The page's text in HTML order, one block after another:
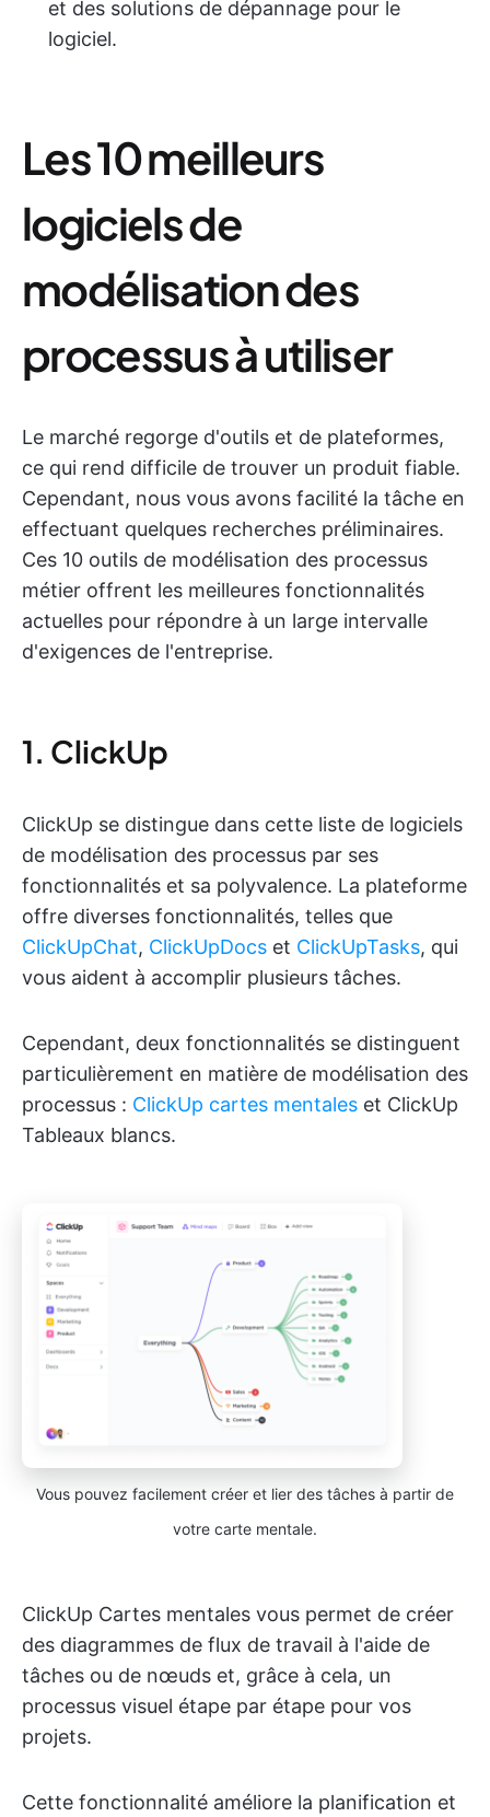
et des solutions de dépannage pour le
logiciel.
Les 10 meilleurs
logiciels de
modélisation des
processus à utiliser
Le marché regorge d'outils et de plateformes,
ce qui rend difficile de trouver un produit fiable.
Cependant, nous vous avons facilité la tâche en
effectuant quelques recherches préliminaires.
Ces 10 outils de modélisation des processus
métier offrent les meilleures fonctionnalités
actuelles pour répondre à un large intervalle
d'exigences de l'entreprise.
1. ClickUp
ClickUp se distingue dans cette liste de logiciels
de modélisation des processus par ses
fonctionnalités et sa polyvalence. La plateforme
offre diverses fonctionnalités, telles que
ClickUpChat, ClickUpDocs et ClickUpTasks, qui
vous aident à accomplir plusieurs tâches.
Cependant, deux fonctionnalités se distinguent
particulièrement en matière de modélisation des
processus : ClickUp cartes mentales et ClickUp
Tableaux blancs.
Vous pouvez facilement créer et lier des tâches à partir de
votre carte mentale.
ClickUp Cartes mentales vous permet de créer
des diagrammes de flux de travail à l'aide de
tâches ou de nœuds et, grâce à cela, un
processus visuel étape par étape pour vos
projets.
Cette fonctionnalité améliore la planification et